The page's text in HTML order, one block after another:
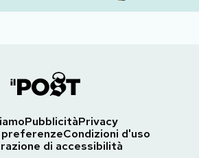
PubblicitàPrivacy
Condizioni d'uso
di accessibilità